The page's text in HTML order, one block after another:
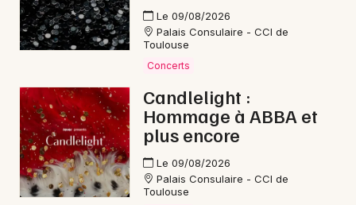
Le 09/08/2026
Palais Consulaire - CCI de
Toulouse
Concerts
Candlelight :
Hommage à ABBA et
plus encore
Le 09/08/2026
Palais Consulaire - CCI de
Toulouse